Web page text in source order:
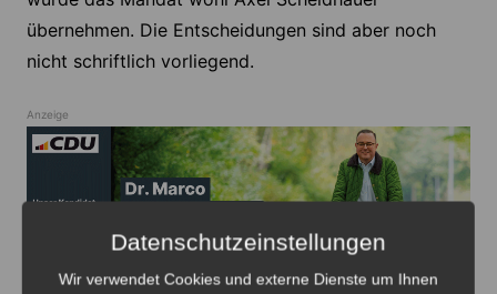
übernehmen. Die Entscheidungen sind aber noch
nicht schriftlich vorliegend.
Anzeige
Datenschutzeinstellungen
Wir verwendet Cookies und externe Dienste um Ihnen